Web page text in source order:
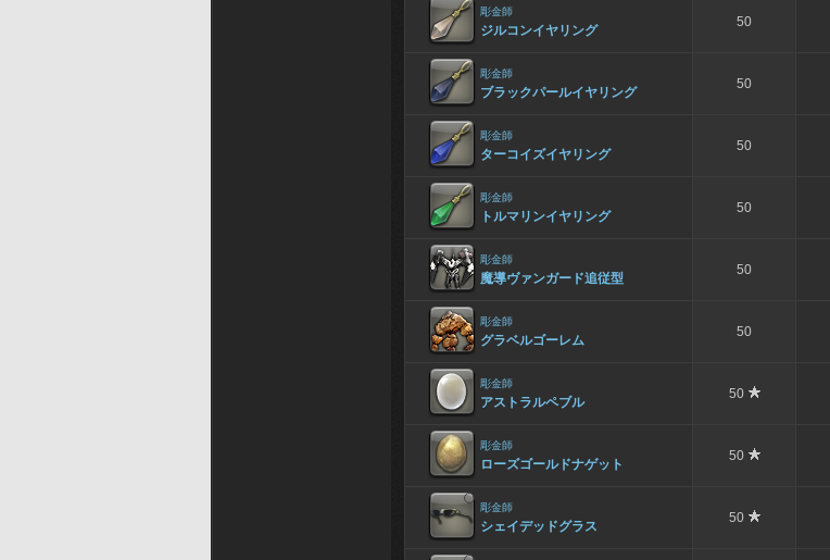
彫金師
ジルコンイヤリング
50
彫金師
ブラックパールイヤリング
50
彫金師
ターコイズイヤリング
50
彫金師
トルマリンイヤリング
50
彫金師
魔導ヴァンガード追従型
50
彫金師
グラベルゴーレム
50
彫金師
アストラルペブル
50
彫金師
ローズゴールドナゲット
50
彫金師
シェイデッドグラス
50